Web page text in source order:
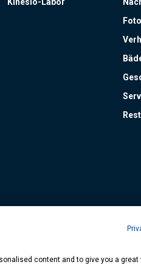
content and to give you a great
© 2024 Hévíz Város